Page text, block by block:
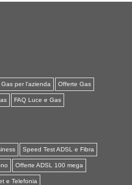
per l'azienda Offerte Gas
FAQ Luce e Gas
Speed Test ADSL e Fibra
Offerte ADSL 100 mega
e Telefonia